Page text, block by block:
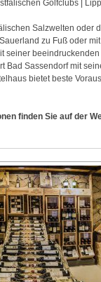
Golfclubs |
Salzwelten oder
zu Fuß oder
seiner beeindruckenden
Bad Sassendorf mit
bietet beste
finden Sie auf der